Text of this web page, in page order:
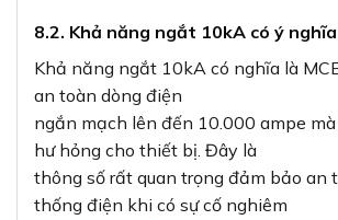
8.2. Khả năng ngắt 10kA có ý nghĩa
Khả năng ngắt 10kA có nghĩa là
an toàn dòng điện
ngắn mạch lên đến 10.000 ampe
hư hỏng cho thiết bị. Đây là
thông số rất quan trọng đảm bảo an
thống điện khi có sự cố nghiêm